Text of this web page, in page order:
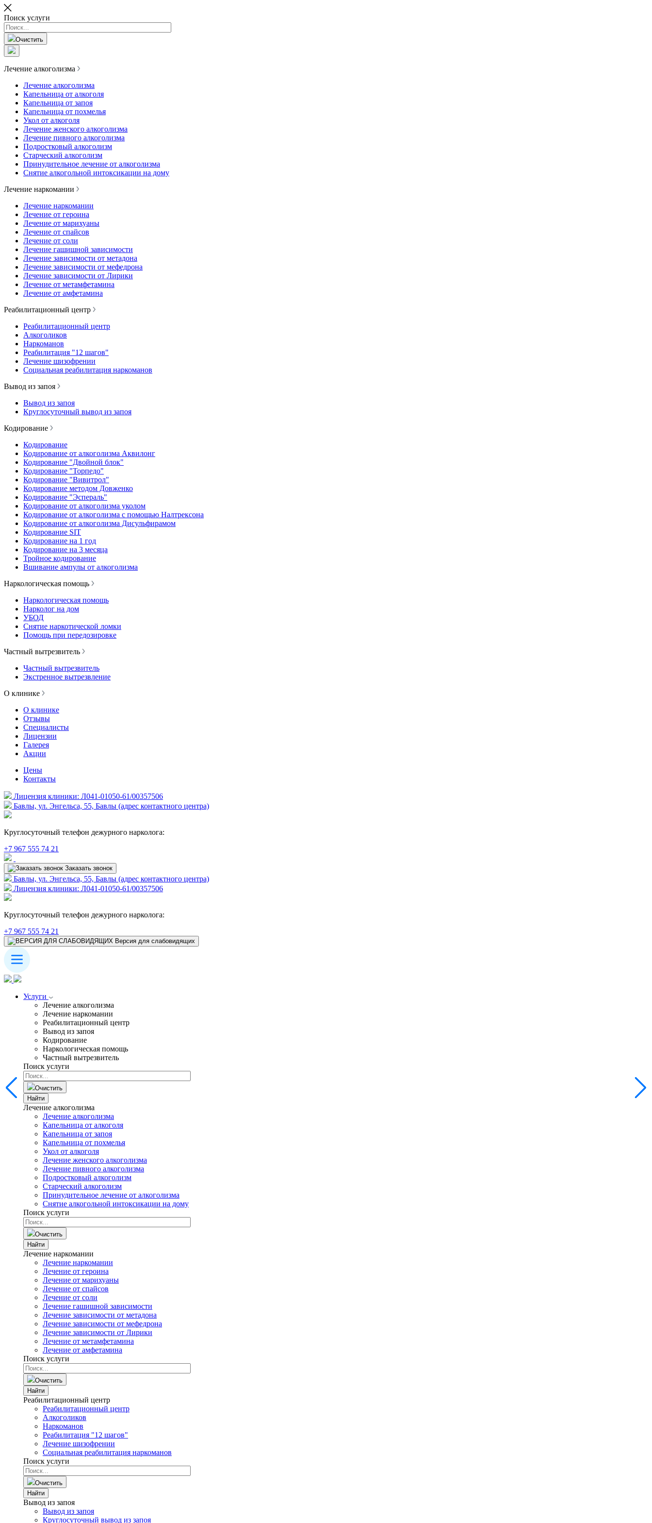
Поиск услуги
Очистить
Лечение алкоголизма
Лечение алкоголизма
Капельница от алкоголя
Капельница от запоя
Капельница от похмелья
Укол от алкоголя
Лечение женского алкоголизма
Лечение пивного алкоголизма
Подростковый алкоголизм
Старческий алкоголизм
Принудительное лечение от алкоголизма
Снятие алкогольной интоксикации на дому
Лечение наркомании
Лечение наркомании
Лечение от героина
Лечение от марихуаны
Лечение от спайсов
Лечение от соли
Лечение гашишной зависимости
Лечение зависимости от метадона
Лечение зависимости от мефедрона
Лечение зависимости от Лирики
Лечение от метамфетамина
Лечение от амфетамина
Реабилитационный центр
Реабилитационный центр
Алкоголиков
Наркоманов
Реабилитация "12 шагов"
Лечение шизофрении
Социальная реабилитация наркоманов
Вывод из запоя
Вывод из запоя
Круглосуточный вывод из запоя
Кодирование
Кодирование
Кодирование от алкоголизма Аквилонг
Кодирование "Двойной блок"
Кодирование "Торпедо"
Кодирование "Вивитрол"
Кодирование методом Довженко
Кодирование "Эспераль"
Кодирование от алкоголизма уколом
Кодирование от алкоголизма с помощью Налтрексона
Кодирование от алкоголизма Дисульфирамом
Кодирование SIT
Кодирование на 1 год
Кодирование на 3 месяца
Тройное кодирование
Вшивание ампулы от алкоголизма
Наркологическая помощь
Наркологическая помощь
Нарколог на дом
УБОД
Снятие наркотической ломки
Помощь при передозировке
Частный вытрезвитель
Частный вытрезвитель
Экстренное вытрезвление
О клинике
О клинике
Отзывы
Специалисты
Лицензии
Галерея
Акции
Цены
Контакты
Лицензия клиники: Л041-01050-61/00357506
Бавлы, ул. Энгельса, 55, Бавлы (адрес контактного центра)
Круглосуточный телефон дежурного нарколога:
+7 967 555 74 21
Заказать звонок
Бавлы, ул. Энгельса, 55, Бавлы (адрес контактного центра)
Лицензия клиники: Л041-01050-61/00357506
Круглосуточный телефон дежурного нарколога:
+7 967 555 74 21
Версия для слабовидящих
Услуги
Лечение алкоголизма
Лечение наркомании
Реабилитационный центр
Вывод из запоя
Кодирование
Наркологическая помощь
Частный вытрезвитель
Поиск услуги
Очистить
Найти
Лечение алкоголизма
Лечение алкоголизма
Капельница от алкоголя
Капельница от запоя
Капельница от похмелья
Укол от алкоголя
Лечение женского алкоголизма
Лечение пивного алкоголизма
Подростковый алкоголизм
Старческий алкоголизм
Принудительное лечение от алкоголизма
Снятие алкогольной интоксикации на дому
Поиск услуги
Очистить
Найти
Лечение наркомании
Лечение наркомании
Лечение от героина
Лечение от марихуаны
Лечение от спайсов
Лечение от соли
Лечение гашишной зависимости
Лечение зависимости от метадона
Лечение зависимости от мефедрона
Лечение зависимости от Лирики
Лечение от метамфетамина
Лечение от амфетамина
Поиск услуги
Очистить
Найти
Реабилитационный центр
Реабилитационный центр
Алкоголиков
Наркоманов
Реабилитация "12 шагов"
Лечение шизофрении
Социальная реабилитация наркоманов
Поиск услуги
Очистить
Найти
Вывод из запоя
Вывод из запоя
Круглосуточный вывод из запоя